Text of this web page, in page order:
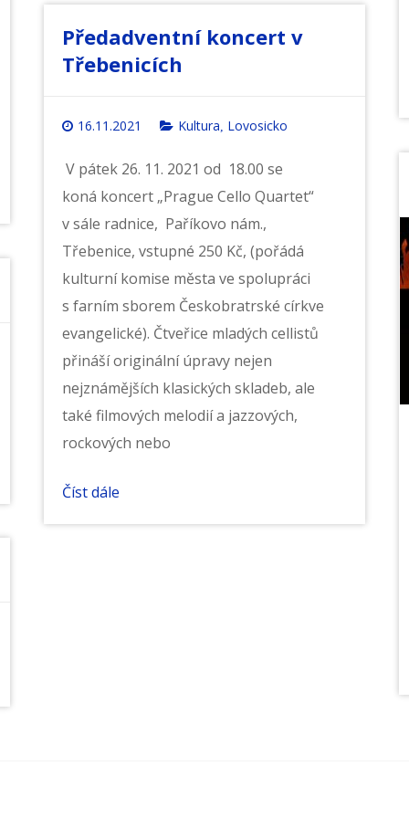
Předadventní koncert v
Třebenicích
16.11.2021 Kultura Lovosicko
V pátek 26. 11. 2021 od 18.00 se
koná koncert „Prague Cello Quartet“
v sále radnice, Paříkovo nám.,
Třebenice, vstupné 250 Kč, (pořádá
kulturní komise města ve spolupráci
s farním sborem Českobratrské církve
evangelické). Čtveřice mladých cellistů
přináší originální úpravy nejen
nejznámějších klasických skladeb, ale
také filmových melodií a jazzových,
rockových nebo
Číst dále